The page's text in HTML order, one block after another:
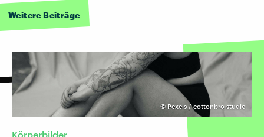
Weitere Beiträge
© Pexels / cottonbro studio
Körperbilder